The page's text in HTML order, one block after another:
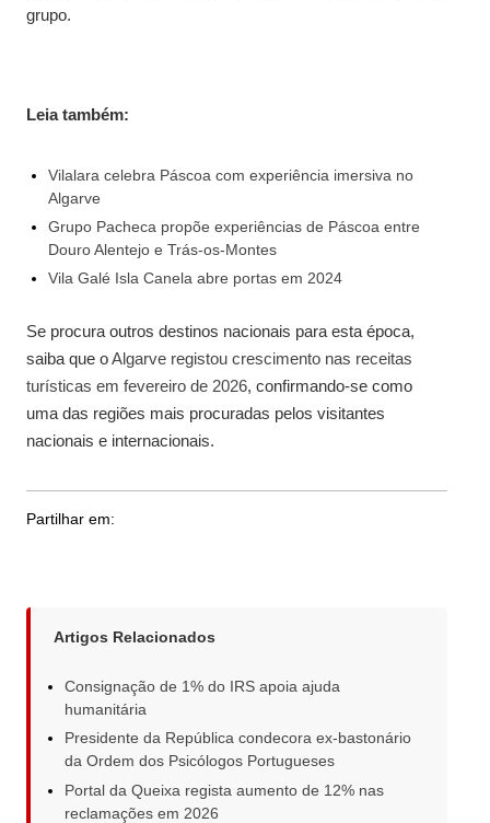
grupo.
Leia também:
Vilalara celebra Páscoa com experiência imersiva no
Algarve
Grupo Pacheca propõe experiências de Páscoa entre
Douro Alentejo e Trás-os-Montes
Vila Galé Isla Canela abre portas em 2024
Se procura outros destinos nacionais para esta época,
saiba que oAlgarve registou crescimento nas receitas
turísticas em fevereiro de 2026, confirmando-se como
uma das regiões mais procuradas pelos visitantes
nacionais e internacionais.
Partilhar em:
Artigos Relacionados
Consignação de 1% do IRS apoia ajuda
humanitária
Presidente da República condecora ex-bastonário
da Ordem dos Psicólogos Portugueses
Portal da Queixa regista aumento de 12% nas
reclamações em 2026